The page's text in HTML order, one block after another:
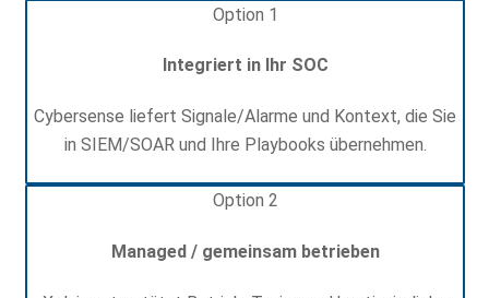
Option 1
Integriert in Ihr SOC
Cybersense liefert Signale/Alarme und Kontext, die Sie
in SIEM/SOAR und Ihre Playbooks übernehmen.
Option 2
Managed / gemeinsam betrieben